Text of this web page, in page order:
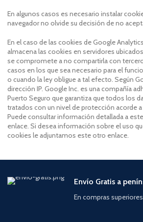
En algunos casos es necesario instalar
navegador no olvide su decisión de no
En el caso de las cookies de Google
almacena las cookies en servidores
se compromete a no compartirla con
casos en los que sea necesario para el
o cuando la ley obligue a tal efecto. Según
dirección IP. Google Inc. es una compañía
Puerto Seguro que garantiza que todos los
tratados con un nivel de protección acorde
Puede consultar información detallada a
enlace. Si desea información sobre el uso
cookies le adjuntamos este otro enlace.
Envío Gratis a
En compras